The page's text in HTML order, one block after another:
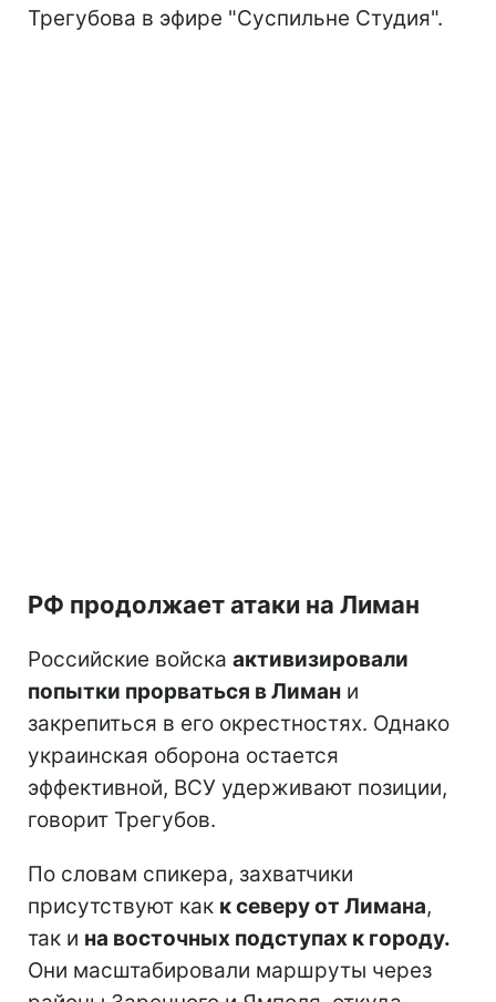
Трегубова в эфире "Суспильне Студия".
РФ продолжает атаки на Лиман
Российские войска активизировали
попытки прорваться в Лиман и
закрепиться в его окрестностях. Однако
украинская оборона остается
эффективной, ВСУ удерживают позиции,
говорит Трегубов.
По словам спикера, захватчики
присутствуют как к северу от Лимана,
так и на восточных подступах к городу.
Они масштабировали маршруты через